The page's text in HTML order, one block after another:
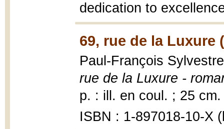
dedication to
69, rue de la Luxure
Paul-François
rue de la Luxure -
p. : ill. en coul. ; 25 cm.
ISBN : 1-897018-10-X